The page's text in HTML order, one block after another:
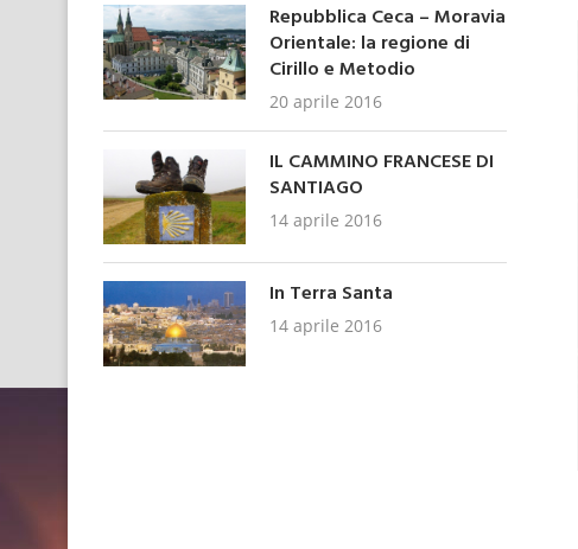
Repubblica Ceca – Moravia
Orientale: la regione di
Cirillo e Metodio
20 aprile 2016
IL CAMMINO FRANCESE DI
SANTIAGO
14 aprile 2016
In Terra Santa
14 aprile 2016